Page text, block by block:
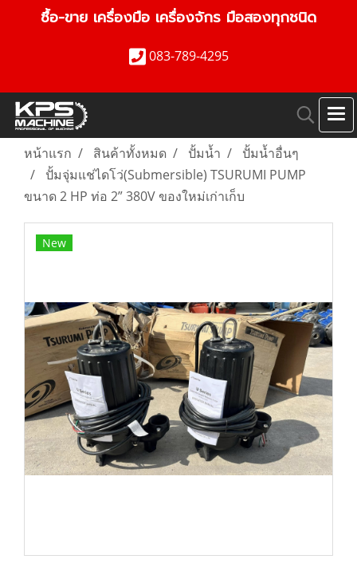
ซื้อ-ขาย เครื่องมือ เครื่องจักร มือสองทุกชนิด
083-789-4295
หน้าแรก สินค้าทั้งหมด ปั้มน้ำ
ปั้มน้ำอื่นๆ
ปั้มจุ่มแช่ไดโว่(Submersible) TSURUMI PUMP
ขนาด 2 HP ท่อ 2” 380V ของใหม่เก่าเก็บ
New